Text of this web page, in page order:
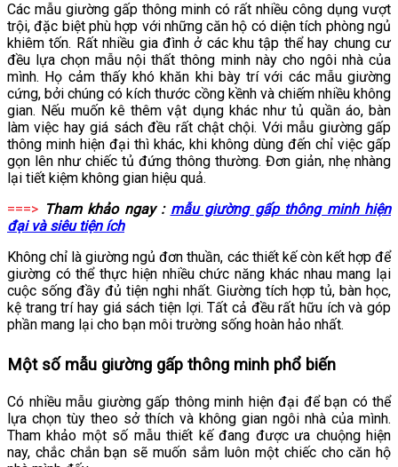
Các mẫu giường gấp thông minh có rất nhiều công dụng vượt
trội, đặc biệt phù hợp với những căn hộ có diện tích phòng ngủ
khiêm tốn. Rất nhiều gia đình ở các khu tập thể hay chung cư
đều lựa chọn mẫu nội thất thông minh này cho ngôi nhà của
mình. Họ cảm thấy khó khăn khi bày trí với các mẫu giường
cứng, bởi chúng có kích thước cồng kềnh và chiếm nhiều không
gian. Nếu muốn kê thêm vật dụng khác như tủ quần áo, bàn
làm việc hay giá sách đều rất chật chội. Với mẫu giường gấp
thông minh hiện đại thì khác, khi không dùng đến chỉ việc gấp
gọn lên như chiếc tủ đứng thông thường. Đơn giản, nhẹ nhàng
lại tiết kiệm không gian hiệu quả.
===> Tham khảo ngay : mẫu giường gấp thông minh hiện
đại và siêu tiện ích
Không chỉ là giường ngủ đơn thuần, các thiết kế còn kết hợp để
giường có thể thực hiện nhiều chức năng khác nhau mang lại
cuộc sống đầy đủ tiện nghi nhất. Giường tích hợp tủ, bàn học,
kệ trang trí hay giá sách tiện lợi. Tất cả đều rất hữu ích và góp
phần mang lại cho bạn môi trường sống hoàn hảo nhất.
Một số mẫu giường gấp thông minh phổ biến
Có nhiều mẫu giường gấp thông minh hiện đại để bạn có thể
lựa chọn tùy theo sở thích và không gian ngôi nhà của mình.
Tham khảo một số mẫu thiết kế đang được ưa chuộng hiện
nay, chắc chắn bạn sẽ muốn sắm luôn một chiếc cho căn hộ